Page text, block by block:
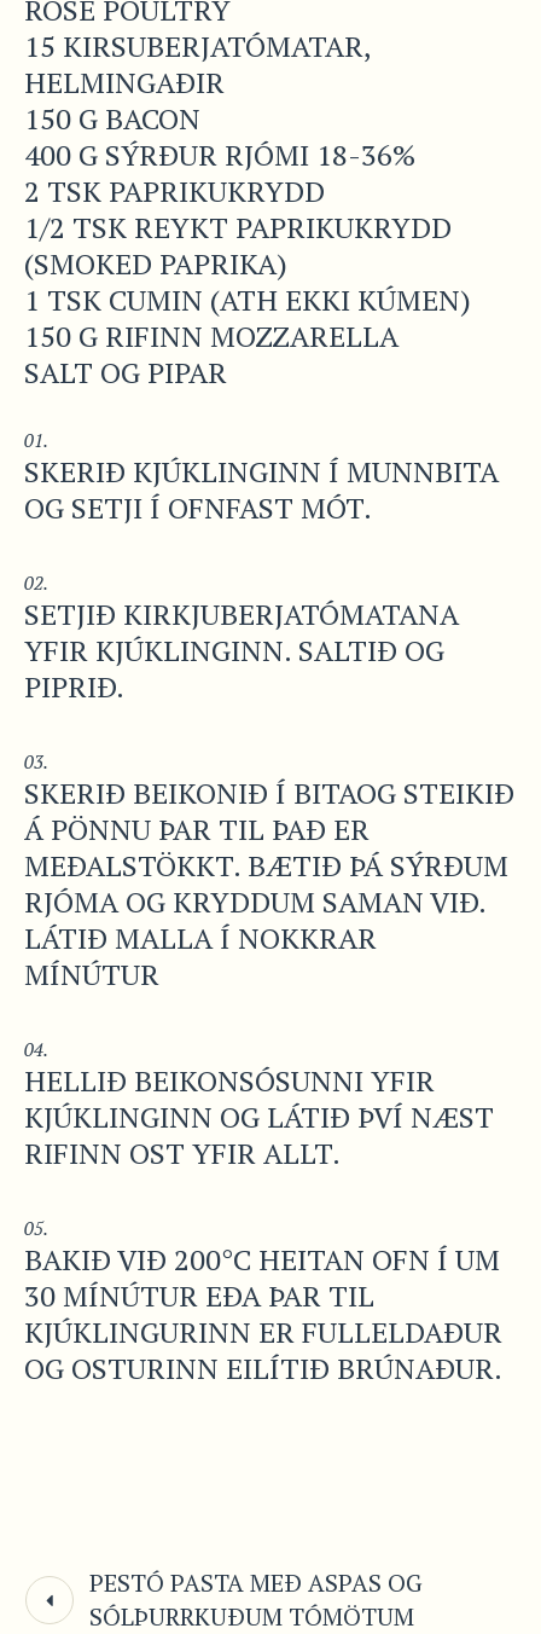
ROSE POULTRY
15 KIRSUBERJATÓMATAR,
HELMINGAÐIR
150 G BACON
400 G SÝRÐUR RJÓMI 18-36%
2 TSK PAPRIKUKRYDD
1/2 TSK REYKT PAPRIKUKRYDD
(SMOKED PAPRIKA)
1 TSK CUMIN (ATH EKKI KÚMEN)
150 G RIFINN MOZZARELLA
SALT OG PIPAR
SKERIÐ KJÚKLINGINN Í MUNNBITA
OG SETJI Í OFNFAST MÓT.
SETJIÐ KIRKJUBERJATÓMATANA
YFIR KJÚKLINGINN. SALTIÐ OG
PIPRIÐ.
SKERIÐ BEIKONIÐ Í BITAOG STEIKIÐ
Á PÖNNU ÞAR TIL ÞAÐ ER
MEÐALSTÖKKT. BÆTIÐ ÞÁ SÝRÐUM
RJÓMA OG KRYDDUM SAMAN VIÐ.
LÁTIÐ MALLA Í NOKKRAR
MÍNÚTUR
HELLIÐ BEIKONSÓSUNNI YFIR
KJÚKLINGINN OG LÁTIÐ ÞVÍ NÆST
RIFINN OST YFIR ALLT.
BAKIÐ VIÐ 200°C HEITAN OFN Í UM
30 MÍNÚTUR EÐA ÞAR TIL
KJÚKLINGURINN ER FULLELDAÐUR
OG OSTURINN EILÍTIÐ BRÚNAÐUR.
PESTÓ PASTA MEÐ ASPAS OG
SÓLÞURRKUÐUM TÓMÖTUM